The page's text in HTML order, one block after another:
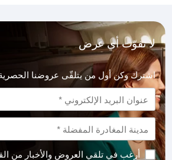
لا تفوّت أي عرض
اشترك وكن أول من يتلقّى عروضنا
أرغب في تلقي العروض والأخبار من